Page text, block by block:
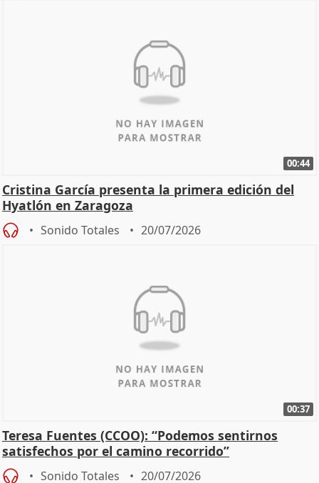
00:44
Cristina García presenta la primera edición del
Hyatlón en Zaragoza
Sonido Totales 20/07/2026
00:37
Teresa Fuentes (CCOO): “Podemos sentirnos
satisfechos por el camino recorrido”
Sonido Totales 20/07/2026